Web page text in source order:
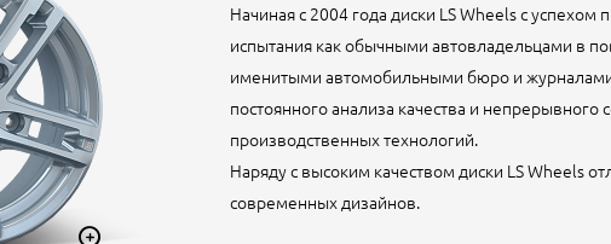
Начиная с 2004 года диски LS Wheels с
испытания как обычными автовладельцами в
именитыми автомобильными бюро и журналами.
постоянного анализа качества и непрерывного
производственных технологий.
Наряду с высоким качеством диски LS Wheels
современных дизайнов.